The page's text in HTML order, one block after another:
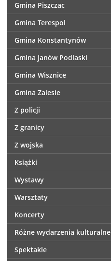
Gmina Piszczac
Gmina Terespol
Gmina Konstantynów
Gmina Janów Podlaski
Gmina Wisznice
Gmina Zalesie
Z policji
Z granicy
Z wojska
Książki
Wystawy
Warsztaty
Koncerty
Różne wydarzenia kulturalne
Spektakle